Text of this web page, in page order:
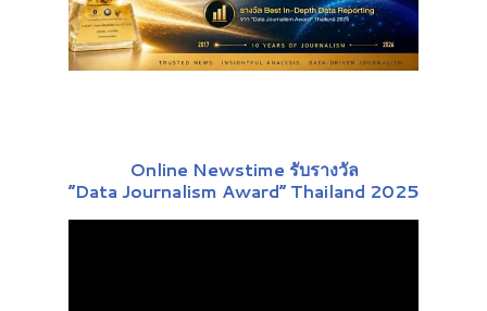
Online Newstime รับรางวัล
“Data Journalism Award” Thailand 2025